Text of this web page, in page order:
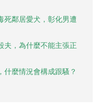
死鄰居愛犬，彰化男遭
夫，為什麼不能主張正
什麼情況會構成跟騷？